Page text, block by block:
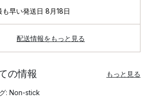
も早い発送日 8月18日
配送情報をもっと見る
の情報 もっと見る
: Non-stick